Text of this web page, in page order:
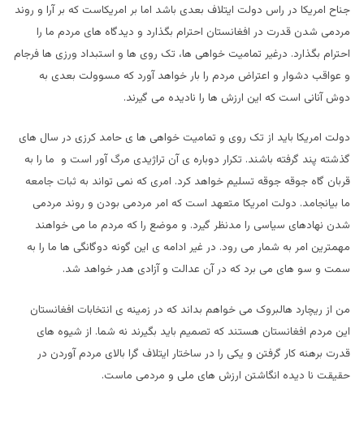
جناح امریکا در راس دولت ایتلاف بعدی باشد اما بر امریکاست که بر آرا و روند
مردمی شدن قدرت در افغانستان احترام بگذارد و دیدگاه های مردم ما را
احترام بگذارد. درغیر تمامیت خواهی ها، تک روی ها و استبداد ورزی ها فرجام
و عواقب دشوار و اعتراض مردم را بار خواهد آورد که مسوولت بعدی به
دوش آنانی است که این ارزش ها را نادیده می گیرند.
دولت امریکا باید از تک روی و تمامیت خواهی ها ی حامد کرزی در سال های
گذشته پند گرفته باشند. تکرار دوباره ی آن تراژیدی مرگ آور است و ما را به
قربان گاه جوقه جوقه تسلیم خواهد کرد. امری که نمی تواند به ثبات جامعه
ما بیانجامد. دولت امریکا متعهد است که امر مردمی بودن و روند مردمی
شدن نهادهای سیاسی را مدنظر گیرد. و موضع را که مردم ما می خواهند
مهمترین امر به شمار می رود. در غیر ادامه ی این گونه دوگانگی ها ما را به
سمت و سو های می برد که در آن عدالت و آزادی هدر خواهد شد.
من از ریچارد هالبروک می خواهم بداند که در زمینه ی انتخابات افغانستان
این مردم افغانستان هستند که تصمیم باید بگیرند نه شما. از شیوه های
قدرت برهنه کار گرفتن و یکی را در ساختار ایتلاف گرا بالای مردم آوردن در
حقیقت نا دیده انگاشتن ارزش های ملی و مردمی ماست.